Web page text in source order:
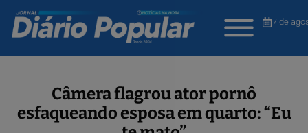
7 de
Câmera flagrou ator pornô
esfaqueando esposa em quarto: “Eu